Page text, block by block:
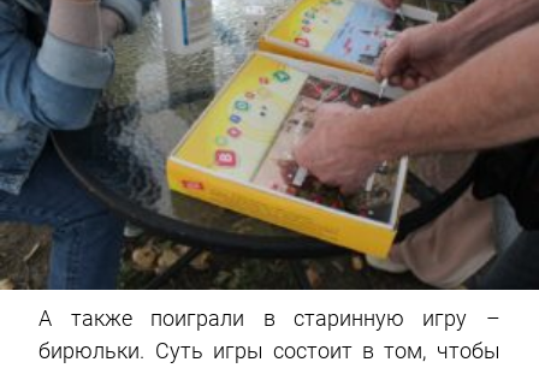
А также поиграли в старинную игру –
бирюльки. Суть игры состоит в том, чтобы